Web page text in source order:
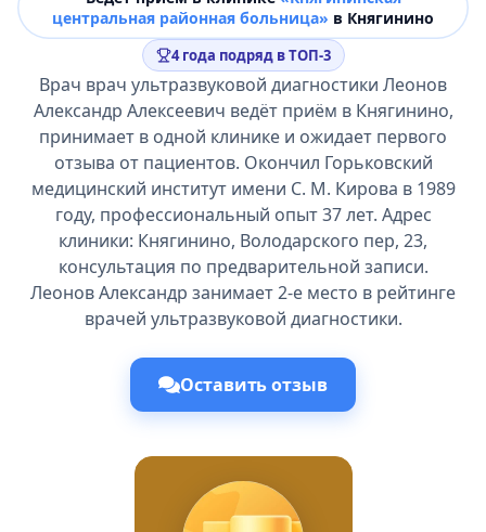
центральная районная больница» в Княгинино
4 года подряд в ТОП-3
Врач врач ультразвуковой диагностики Леонов
Александр Алексеевич ведёт приём в Княгинино,
принимает в одной клинике и ожидает первого
отзыва от пациентов. Окончил Горьковский
медицинский институт имени С. М. Кирова в 1989
году, профессиональный опыт 37 лет. Адрес
клиники: Княгинино, Володарского пер, 23,
консультация по предварительной записи.
Леонов Александр занимает 2-е место в рейтинге
врачей ультразвуковой диагностики.
Оставить отзыв